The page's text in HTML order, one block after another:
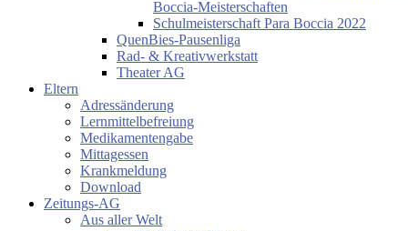
Boccia-Meisterschaften
Schulmeisterschaft Para Boccia 2022
QuenBies-Pausenliga
Rad- & Kreativwerkstatt
Theater AG
Eltern
Adressänderung
Lernmittelbefreiung
Medikamentengabe
Mittagessen
Krankmeldung
Download
Zeitungs-AG
Aus aller Welt